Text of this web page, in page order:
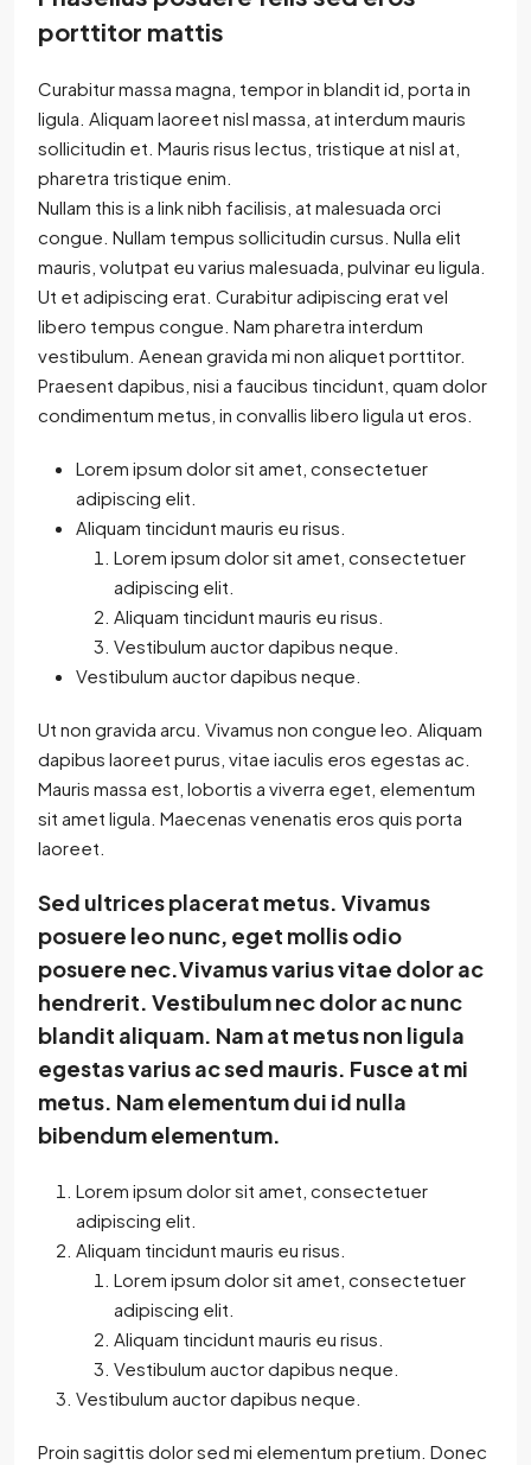
porttitor mattis
Curabitur massa magna, tempor in blandit id, porta in
ligula. Aliquam laoreet nisl massa, at interdum mauris
sollicitudin et. Mauris risus lectus, tristique at nisl at,
pharetra tristique enim.
Nullam this is a link nibh facilisis, at malesuada orci
congue. Nullam tempus sollicitudin cursus. Nulla elit
mauris, volutpat eu varius malesuada, pulvinar eu ligula.
Ut et adipiscing erat. Curabitur adipiscing erat vel
libero tempus congue. Nam pharetra interdum
vestibulum. Aenean gravida mi non aliquet porttitor.
Praesent dapibus, nisi a faucibus tincidunt, quam dolor
condimentum metus, in convallis libero ligula ut eros.
Lorem ipsum dolor sit amet, consectetuer
adipiscing elit.
Aliquam tincidunt mauris eu risus.
Lorem ipsum dolor sit amet, consectetuer
adipiscing elit.
Aliquam tincidunt mauris eu risus.
Vestibulum auctor dapibus neque.
Vestibulum auctor dapibus neque.
Ut non gravida arcu. Vivamus non congue leo. Aliquam
dapibus laoreet purus, vitae iaculis eros egestas ac.
Mauris massa est, lobortis a viverra eget, elementum
sit amet ligula. Maecenas venenatis eros quis porta
laoreet.
Sed ultrices placerat metus. Vivamus
posuere leo nunc, eget mollis odio
posuere nec.Vivamus varius vitae dolor ac
hendrerit. Vestibulum nec dolor ac nunc
blandit aliquam. Nam at metus non ligula
egestas varius ac sed mauris. Fusce at mi
metus. Nam elementum dui id nulla
bibendum elementum.
Lorem ipsum dolor sit amet, consectetuer
adipiscing elit.
Aliquam tincidunt mauris eu risus.
Lorem ipsum dolor sit amet, consectetuer
adipiscing elit.
Aliquam tincidunt mauris eu risus.
Vestibulum auctor dapibus neque.
Vestibulum auctor dapibus neque.
Proin sagittis dolor sed mi elementum pretium. Donec